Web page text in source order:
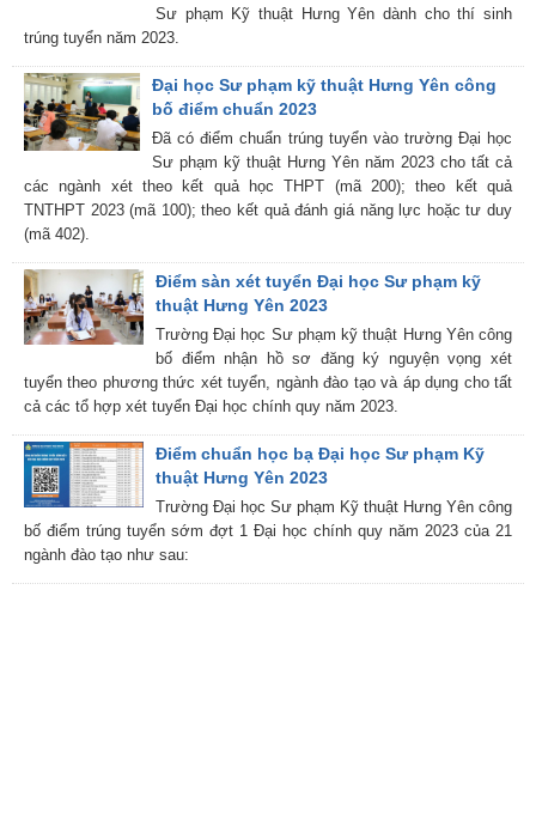
Sư phạm Kỹ thuật Hưng Yên dành cho thí sinh
trúng tuyển năm 2023.
Đại học Sư phạm kỹ thuật Hưng Yên công
bố điểm chuẩn 2023
Đã có điểm chuẩn trúng tuyển vào trường Đại học
Sư phạm kỹ thuật Hưng Yên năm 2023 cho tất cả
các ngành xét theo kết quả học THPT (mã 200); theo kết quả
TNTHPT 2023 (mã 100); theo kết quả đánh giá năng lực hoặc tư duy
(mã 402).
Điểm sàn xét tuyển Đại học Sư phạm kỹ
thuật Hưng Yên 2023
Trường Đại học Sư phạm kỹ thuật Hưng Yên công
bố điểm nhận hồ sơ đăng ký nguyện vọng xét
tuyển theo phương thức xét tuyển, ngành đào tạo và áp dụng cho tất
cả các tổ hợp xét tuyển Đại học chính quy năm 2023.
Điểm chuẩn học bạ Đại học Sư phạm Kỹ
thuật Hưng Yên 2023
Trường Đại học Sư phạm Kỹ thuật Hưng Yên công
bố điểm trúng tuyển sớm đợt 1 Đại học chính quy năm 2023 của 21
ngành đào tạo như sau: